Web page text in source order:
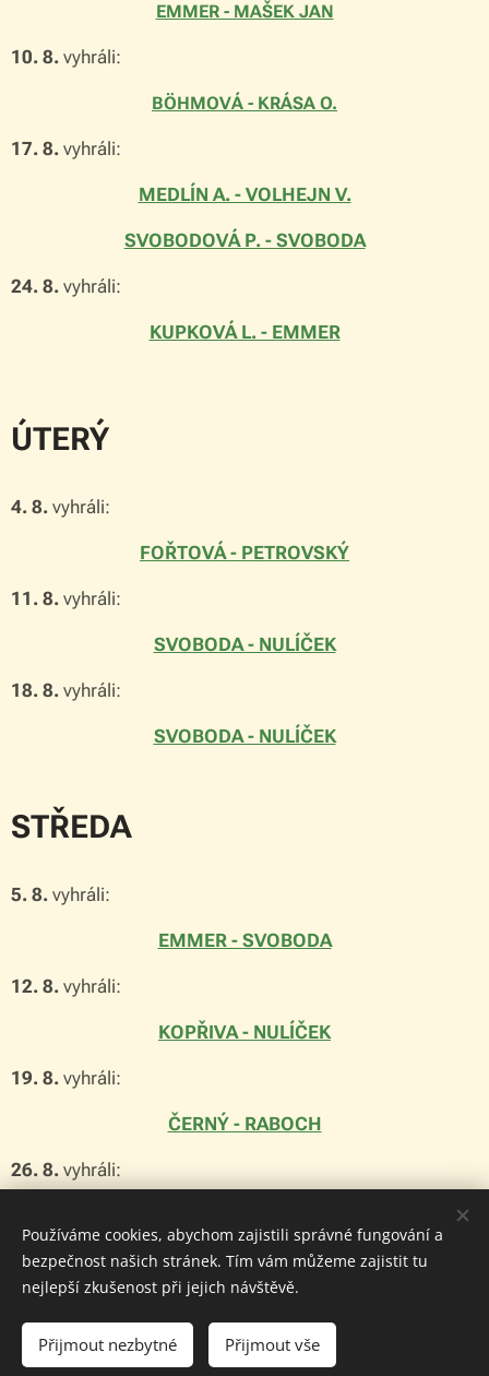
EMMER - MAŠEK JAN
10. 8. vyhráli:
BÖHMOVÁ - KRÁSA O.
17. 8. vyhráli:
MEDLÍN A. - VOLHEJN V.
SVOBODOVÁ P. - SVOBODA
24. 8. vyhráli:
KUPKOVÁ L. - EMMER
ÚTERÝ
4. 8. vyhráli:
FOŘTOVÁ - PETROVSKÝ
11. 8. vyhráli:
SVOBODA - NULÍČEK
18. 8. vyhráli:
SVOBODA - NULÍČEK
STŘEDA
5. 8. vyhráli:
EMMER - SVOBODA
12. 8. vyhráli:
KOPŘIVA - NULÍČEK
19. 8. vyhráli:
ČERNÝ - RABOCH
26. 8. vyhráli:
© 2024 Bridžový klub Praha. Všechna práva vyhrazena.
Vytvořeno službou Webnode Cookies
Používáme cookies, abychom zajistili správné fungování a
bezpečnost našich stránek. Tím vám můžeme zajistit tu
nejlepší zkušenost při jejich návštěvě.
Přijmout nezbytné Přijmout vše